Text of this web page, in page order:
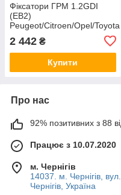
Фіксатори ГРМ 1.2GDI
(EB2)
Peugeot/Citroen/Opel/Toyota
2 442 ₴
Купити
Про нас
92% позитивних з 88
Працює з 10.07.2020
м. Чернігів
14037. м. Чернігів,
Чернігів, Україна